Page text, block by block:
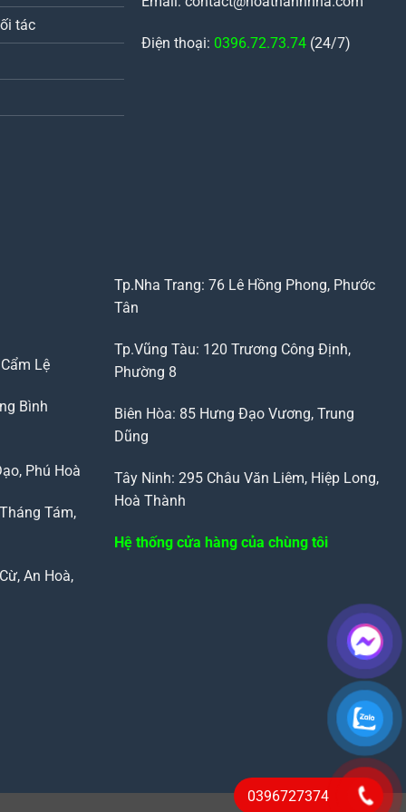
tác
Điện thoại: 0396.72.73.74 (24/7)
Lệ
Bình
Phú Hoà
Tám,
An Hoà,
Tp.Nha Trang: 76 Lê Hồng Phong, Phước
Tân
Tp.Vũng Tàu: 120 Trương Công Định,
Phường 8
Biên Hòa: 85 Hưng Đạo Vương, Trung
Dũng
Tây Ninh: 295 Châu Văn Liêm, Hiệp Long,
Hoà Thành
Hệ thống cửa hàng của chùng tôi
0396727374